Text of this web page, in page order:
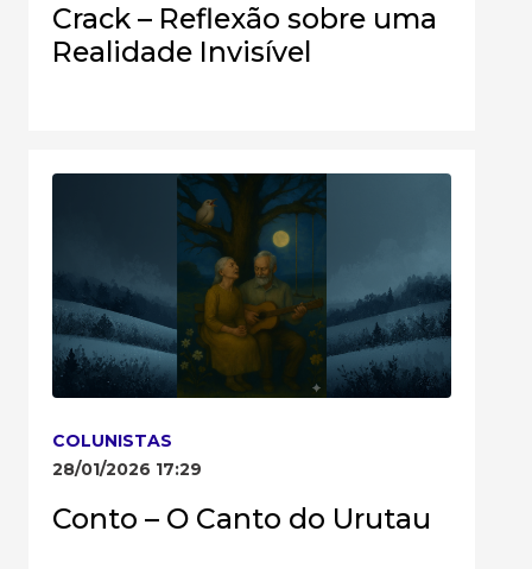
Crack – Reflexão sobre uma
Realidade Invisível
COLUNISTAS
28/01/2026 17:29
Conto – O Canto do Urutau